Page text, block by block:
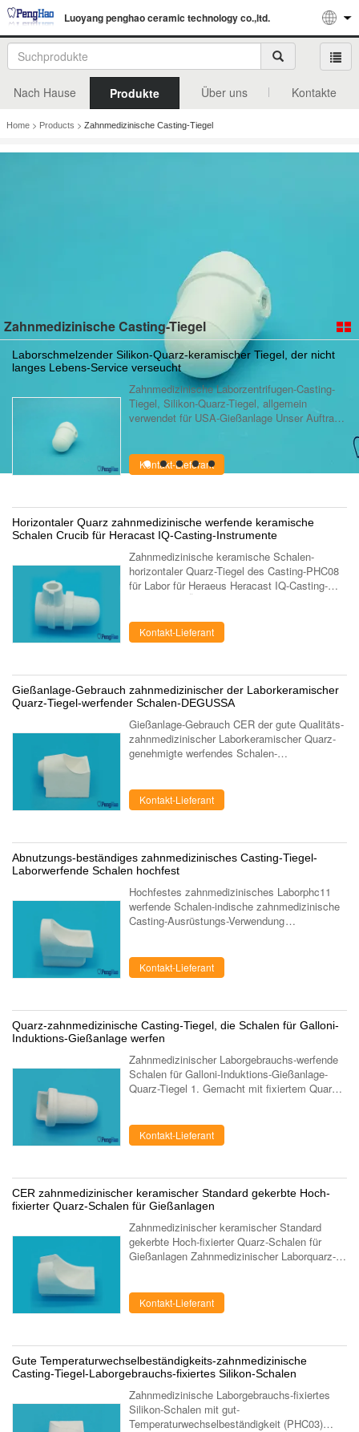
Luoyang penghao ceramic technology co.,ltd.
Nach Hause Produkte Über uns Kontakte
Home > Products > Zahnmedizinische Casting-Tiegel
Zahnmedizinische Casting-Tiegel
Laborschmelzender Silikon-Quarz-keramischer Tiegel, der nicht
langes Lebens-Service verseucht
Zahnmedizinische Laborzentrifugen-Casting-
Tiegel, Silikon-Quarz-Tiegel, allgemein
verwendet für USA-Gießanlage Unser Auftrag -
Service - ...
Kontakt-Lieferant
Horizontaler Quarz zahnmedizinische werfende keramische
Schalen Crucib für Heracast IQ-Casting-Instrumente
Zahnmedizinische keramische Schalen-
horizontaler Quarz-Tiegel des Casting-PHC08
für Labor für Heraeus Heracast IQ-Casting-
Instrumente Über uns Wir sind eine
auf die ...
Kontakt-Lieferant
Gießanlage-Gebrauch zahnmedizinischer der Laborkeramischer
Quarz-Tiegel-werfender Schalen-DEGUSSA
Gießanlage-Gebrauch CER der gute Qualitäts-
zahnmedizinischer Laborkeramischer Quarz-
genehmigte werfendes Schalen-
Qualität, ...
Kontakt-Lieferant
Abnutzungs-beständiges zahnmedizinisches Casting-Tiegel-
Laborwerfende Schalen hochfest
Hochfestes zahnmedizinisches Laborphc11
werfende Schalen-indische zahnmedizinische
Casting-Ausrüstungs-Verwendung
Castingausrüstung. ...
Kontakt-Lieferant
Quarz-zahnmedizinische Casting-Tiegel, die Schalen für Galloni-
Induktions-Gießanlage werfen
Zahnmedizinischer Laborgebrauchs-werfende
Schalen für Galloni-Induktions-Gießanlage-
Quarz-Tiegel 1. Gemacht mit fixiertem Quarz
Kontakt-Lieferant
CER zahnmedizinischer keramischer Standard gekerbte Hoch-
fixierter Quarz-Schalen für Gießanlagen
Zahnmedizinischer keramischer Standard
gekerbte Hoch-fixierter Quarz-Schalen für
Gießanlagen Zahnmedizinischer Laborquarz-
Kontakt-Lieferant
Gute Temperaturwechselbeständigkeits-zahnmedizinische
Casting-Tiegel-Laborgebrauchs-fixiertes Silikon-Schalen
Zahnmedizinische Laborgebrauchs-fixiertes
Silikon-Schalen mit gut-
Temperaturwechselbeständigkeit (PHC03)